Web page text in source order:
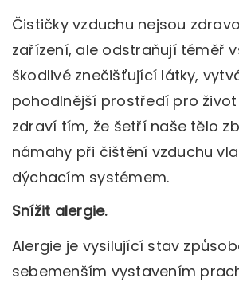
Čističky vzduchu nejsou
zařízení, ale odstraňují téměř
škodlivé znečišťující látky,
pohodlnější prostředí pro
zdraví tím, že šetří naše tělo
námahy při čištění vzduchu
dýchacím systémem.
Snížit alergie.
Alergie je vysilující stav
sebemenším vystavením